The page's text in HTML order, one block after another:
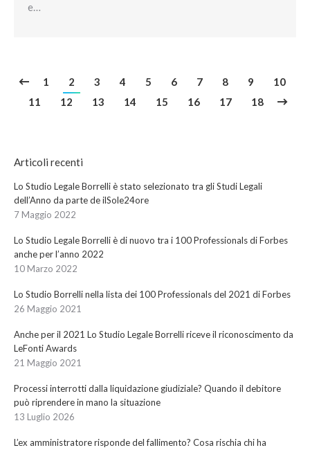
e…
1 2 3 4 5 6 7 8 9
10
11
12 13 14 15 16 17 18
Articoli recenti
Lo Studio Legale Borrelli è stato selezionato tra gli Studi Legali
dell’Anno da parte de ilSole24ore
7 Maggio 2022
Lo Studio Legale Borrelli è di nuovo tra i 100 Professionals di Forbes
anche per l’anno 2022
10 Marzo 2022
Lo Studio Borrelli nella lista dei 100 Professionals del 2021 di Forbes
26 Maggio 2021
Anche per il 2021 Lo Studio Legale Borrelli riceve il riconoscimento da
LeFonti Awards
21 Maggio 2021
Processi interrotti dalla liquidazione giudiziale? Quando il debitore
può riprendere in mano la situazione
13 Luglio 2026
L’ex amministratore risponde del fallimento? Cosa rischia chi ha